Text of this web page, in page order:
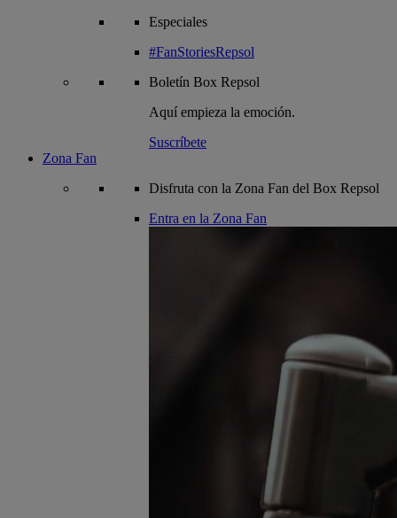
Especiales
#FanStoriesRepsol
Boletín Box Repsol
Aquí empieza la emoción.
Suscríbete
Zona Fan
Disfruta con la Zona Fan del Box Repsol
Entra en la Zona Fan